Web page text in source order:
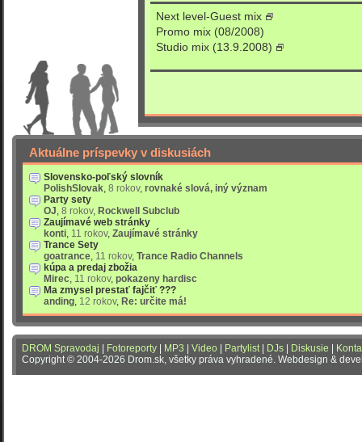
Next level-Guest mix
Promo mix (08/2008)
Studio mix (13.9.2008)
Aktuálne príspevky v diskusiách
Slovensko-poľský slovník
PolishSlovak 8 rokov, rovnaké slová, iný význam
Party sety
OJ 8 rokov, Rockwell Subclub
Zaujímavé web stránky
konti 11 rokov, Zaujímavé stránky
Trance Sety
goatrance 11 rokov, Trance Radio Channels
kúpa a predaj zbožia
Mirec 11 rokov, pokazeny hardisc
Ma zmysel prestať fajčiť ???
anding 12 rokov, Re: určite má!
DROM Spravodaj | Fotoreporty | MP3 | Video | Partylist | DJs | Diskusie |
Copyright © 2004-2026 Drom.sk, všetky práva vyhradené. Webdesign &